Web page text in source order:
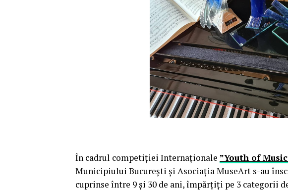
În cadrul competiției Internaționale ”Youth of
Municipiului București și Asociația MuseArt s-au
cuprinse între 9 și 30 de ani, împărțiți pe 3 categorii